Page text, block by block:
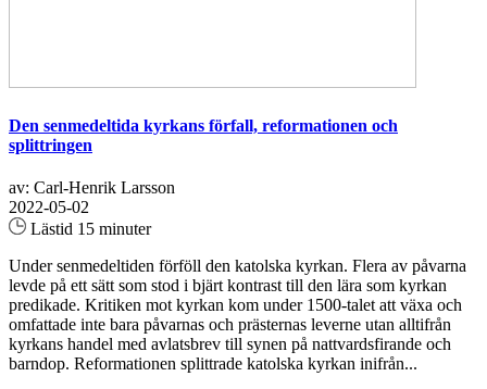
Den senmedeltida kyrkans förfall, reformationen och
splittringen
av: Carl-Henrik Larsson
2022-05-02
Lästid 15 minuter
Under senmedeltiden förföll den katolska kyrkan. Flera av påvarna
levde på ett sätt som stod i bjärt kontrast till den lära som kyrkan
predikade. Kritiken mot kyrkan kom under 1500-talet att växa och
omfattade inte bara påvarnas och prästernas leverne utan alltifrån
kyrkans handel med avlatsbrev till synen på nattvardsfirande och
barndop. Reformationen splittrade katolska kyrkan inifrån...